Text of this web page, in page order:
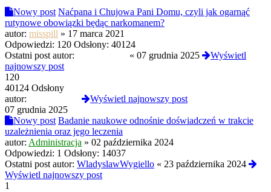
Nowy post Naćpana i Chujowa Pani Domu, czyli jak ogarnąć
rutynowe obowiązki będąc narkomanem?
autor: misspill » 17 marca 2021
Odpowiedzi: 120 Odsłony: 40124
Ostatni post autor:
« 07 grudnia 2025
Wyświetl
najnowszy post
120
40124 Odsłony
autor:
Wyświetl najnowszy post
07 grudnia 2025
Nowy post Badanie naukowe odnośnie doświadczeń w trakcie
uzależnienia oraz jego leczenia
autor: Administracja » 02 października 2024
Odpowiedzi: 1 Odsłony: 14037
Ostatni post autor: WladyslawWygiello « 23 października 2024
Wyświetl najnowszy post
1